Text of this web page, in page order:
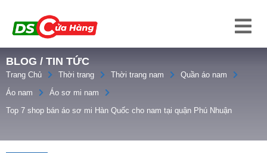
BLOG / TIN TỨC
Trang Chủ Thời trang Thời trang nam
Quần áo nam
Áo nam
Áo sơ mi nam
Top 7 shop bán áo sơ mi Hàn Quốc cho nam tại quận Phú Nhuận